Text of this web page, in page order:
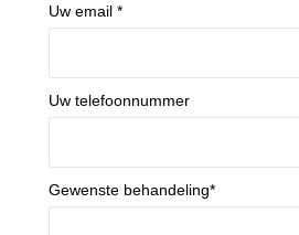
Uw email *
Uw telefoonnummer
Gewenste behandeling*